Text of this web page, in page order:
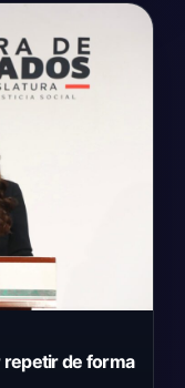
repetir de forma